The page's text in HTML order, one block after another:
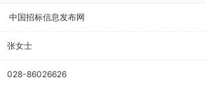
中国招标信息发布网
张女士
028-86026626